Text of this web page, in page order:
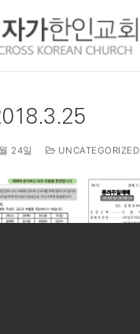
24일 UNCATEGORIZED